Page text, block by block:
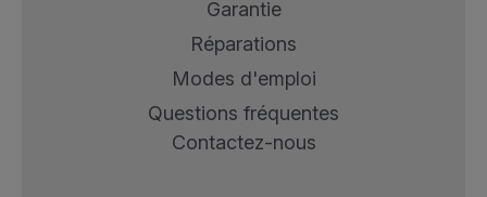
Garantie
Réparations
Modes d'emploi
Questions fréquentes
Contactez-nous